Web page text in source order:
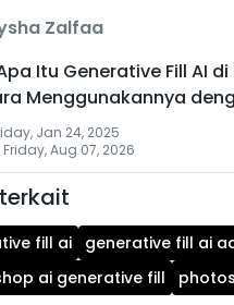
Zalfaa
Itu Generative Fill AI
Menggunakannya
Jan 24, 2025
Aug 07, 2026
fill ai
generative fill ai
ai generative fill